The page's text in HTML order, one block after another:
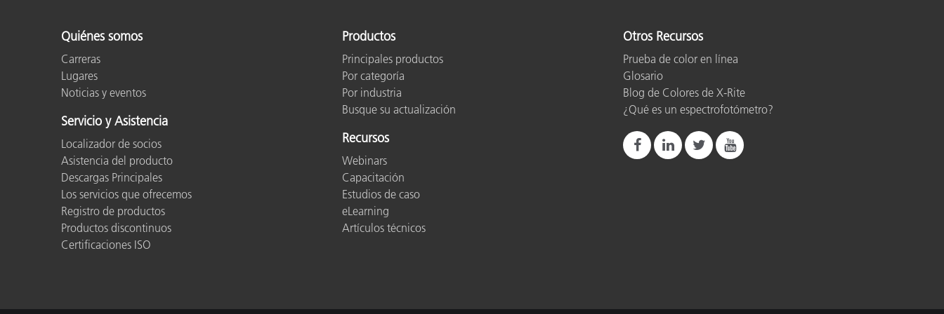
Materiales de Construcción
Quiénes somos
Carreras
Lugares
Noticias y eventos
Servicio y Asistencia
Localizador de socios
Asistencia del producto
Descargas Principales
Los servicios que ofrecemos
Registro de productos
Productos discontinuos
Certificaciones ISO
Productos
Principales productos
Por categoría
Por industria
Busque su actualización
Recursos
Webinars
Capacitación
Estudios de caso
eLearning
Artículos técnicos
Otros Recursos
Prueba de color en línea
Glosario
Blog de Colores de X-Rite
¿Qué es un espectrofotómetro?